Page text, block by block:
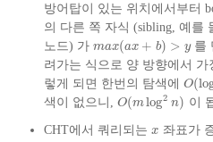
방어탑이 있는 위치에서부터
의 다른 쪽 자식 (sibling, 예를
노드) 가 max(ax + b) > y를
려가는 식으로 양 방향에서 가
렇게 되면 한번의 탐색에 O(
색이 없으니, O(mlog2 n) 이
CHT에서 쿼리되는 x 좌표가